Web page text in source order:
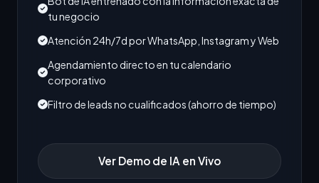
tu negocio
Atención 24h/7d por WhatsApp, Instagram y Web
Agendamiento directo en tu calendario
corporativo
Filtro de leads no cualificados (ahorro de tiempo)
Ver Demo de IA en Vivo